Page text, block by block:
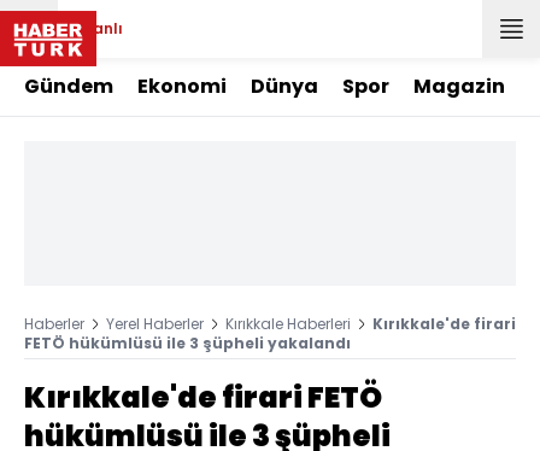
Canlı
Gündem Ekonomi Dünya Spor Magazin
Haberler Yerel Haberler Kırıkkale Haberleri
Kırıkkale'de firari
FETÖ hükümlüsü ile 3 şüpheli yakalandı
Kırıkkale'de firari FETÖ
hükümlüsü ile 3 şüpheli